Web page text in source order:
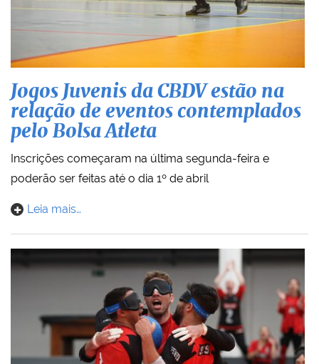
Jogos Juvenis da CBDV estão na
relação de eventos contemplados
pelo Bolsa Atleta
Inscrições começaram na última segunda-feira e
poderão ser feitas até o dia 1º de abril
Leia mais…